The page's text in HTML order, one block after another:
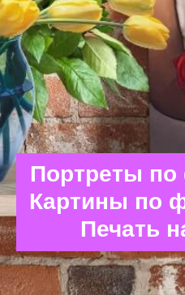
Портреты
Картины по
Печать